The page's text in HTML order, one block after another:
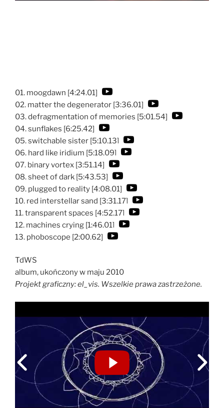
01. moogdawn [4:24.01]
02. matter the degenerator [3:36.01]
03. defragmentation of memories [5:01.54]
04. sunflakes [6:25.42]
05. switchable sister [5:10.13]
06. hard like iridium [5:18.09]
07. binary vortex [3:51.14]
08. sheet of dark [5:43.53]
09. plugged to reality [4:08.01]
10. red interstellar sand [3:31.17]
11. transparent spaces [4:52.17]
12. machines crying [1:46.01]
13. phoboscope [2:00.62]
TdWS
album, ukończony w maju 2010
Projekt graficzny: el_vis. Wszelkie prawa zastrzeżone.